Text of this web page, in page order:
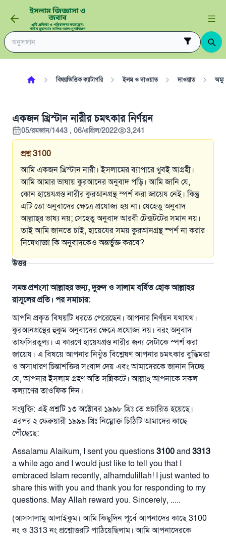
বিষয়ভিত্তিক ক্যাটাগরি ইলম ও দাওয়াত দাওয়াত
একজন খ্রিস্টান নারীর চমৎকার নির্ণয়ন
05/রমজান/1443 , 06/এপ্রিল/2022 3,241
প্রশ্ন 3100
আমি একজন খ্রিস্টান নারী। ইসলামের ব্যাপারে খুবই আগ্রহী।
আমি আমার ভাষায় কুরআনের অনুবাদ পড়ি। আমি জানি যে,
কোন হায়েযগ্রস্ত নারীর কুরআনগ্রন্থ স্পর্শ করা জায়েয নেই। কিন্তু
এটি তো অনুবাদের ক্ষেত্রে প্রযোজ্য হয় না। যেহেতু অনুবাদ
আল্লাহ্‌র ভাষ্য নয়; সেহেতু অনুবাদ আরবী টেক্সটটের সমান নয়।
তাই আমি জানতে চাই, হায়েযের সময় কুরআনগ্রন্থ স্পর্শ না করার
নিষেধাজ্ঞা কি অনুবাদকেও অন্তর্ভুক্ত করবে?
উত্তর
সমস্ত প্রশংসা আল্লাহর জন্য, দুরুদ ও সালাম বর্ষিত হোক আল্লাহর
রাসূলের প্রতি। পর সমাচার:
আপনি প্রকৃত বিষয়টি ধরতে পেরেছেন। আপনার নির্ণয়ন যথাযথ।
কুরআনগ্রন্থের হুকুম অনুবাদের ক্ষেত্রে প্রযোজ্য নয়। বরং অনুবাদ
তাফসিরতুল্য। এ কারণে হায়েযগ্রস্ত নারীর জন্য সেটাকে স্পর্শ করা
জায়েয। এ বিষয়ে আপনার নিখুঁত বিশ্লেষণ আপনার চমৎকার বুদ্ধিমত্তা
ও অসাধারণ চিন্তাশক্তির সংবাদ দেয় এবং আমাদেরকে জানান দিচ্ছে
যে, আপনার ইসলাম গ্রহণ অতি সন্নিকটে। আল্লাহ্‌ আপনাকে সকল
কল্যাণের তাওফিক দিন।
সংযুক্তি: এই প্রশ্নটি ১৩ অক্টোবর ১৯৯৮ খ্রিঃ তে প্রচারিত হয়েছে।
এরপর ২ ফেব্রুয়ারী ১৯৯৯ খ্রিঃ নিম্নোক্ত চিঠিটি আমাদের কাছে
পৌঁছেছে:
Assalamu Alaikum, I sent you questions 3100 and 3313
a while ago and I would just like to tell you that I
embraced Islam recently, alhamdulillah! I just wanted to
share this with you and thank you for responding to my
questions. May Allah reward you. Sincerely, .....
(আসসালামু আলাইকুম। আমি কিছুদিন পূর্বে আপনাদের কাছে 3100
নং ও 3313 নং প্রশ্নোত্তরটি পাঠিয়েছিলাম। আমি আপনাদেরকে
উত্তর নম্বর ১১০৮৪৫ একটি বিবাহ রক্ষা
করেছিল।
উম্মাহকে উত্তর দিতে আমাদেরকে সহযোগিতা করুন
রাসূল সাল্লাল্লাহু আলাইহি ওয়া সাল্লাম বলেছেন
যে ব্যক্তি সৎ কর্মের পথ দেখাবে সে সৎকর্মকারীর সমান
(সহিহ মুসলিম; ১৮৯৩)